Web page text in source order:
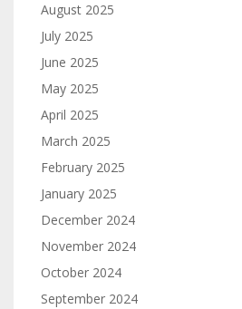
August 2025
July 2025
June 2025
May 2025
April 2025
March 2025
February 2025
January 2025
December 2024
November 2024
October 2024
September 2024